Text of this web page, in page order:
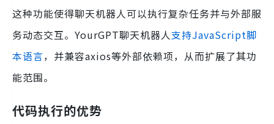
这种功能使得聊天机器人可以执行复杂任务并与外部服
务动态交互。YourGPT聊天机器人支持JavaScript脚
本语言，并兼容axios等外部依赖项，从而扩展了其功
能范围。
代码执行的优势